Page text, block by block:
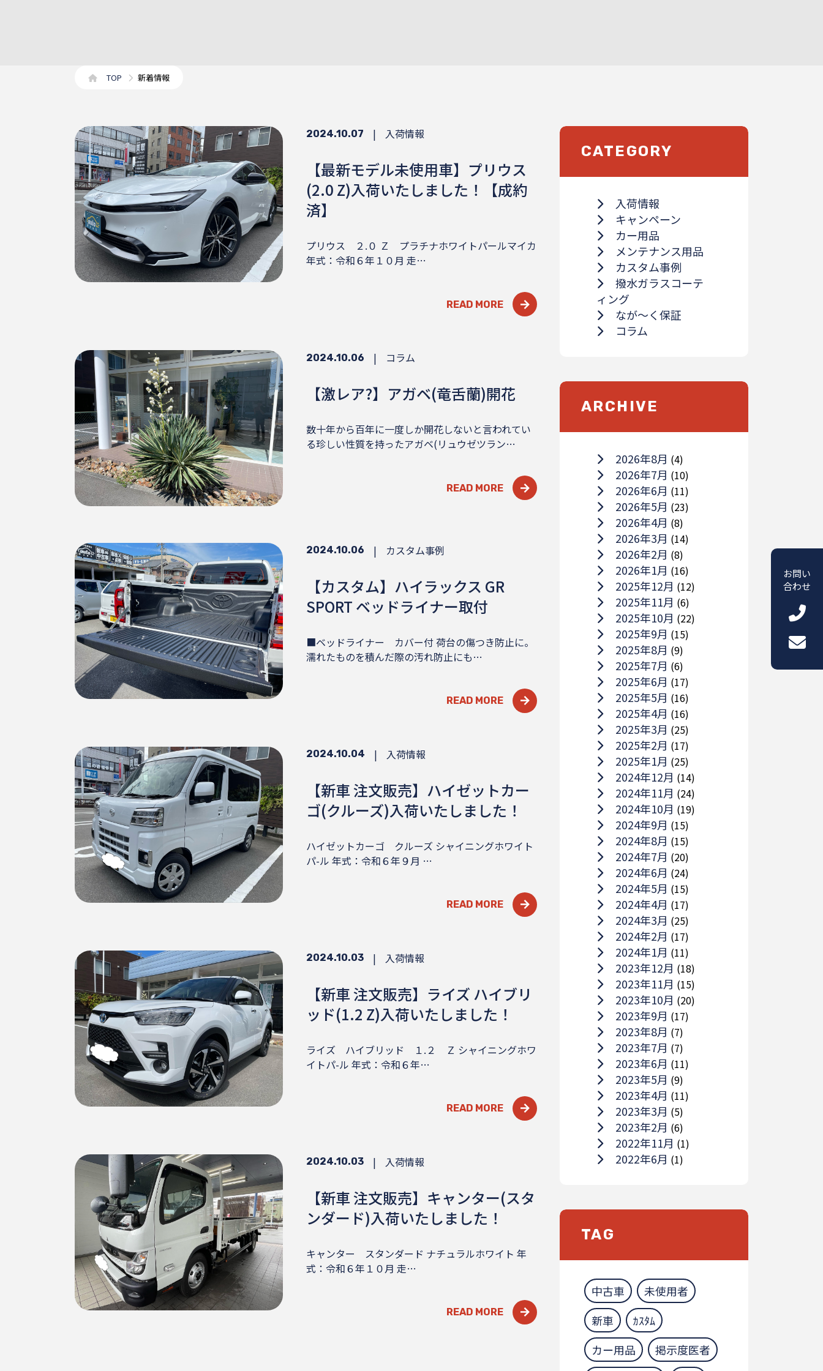
お問い
合わせ
TOP 新着情報
2024.10.07 | 入荷情報
【最新モデル未使用車】プリウス
(2.0 Z)入荷いたしました！【成約
済】
プリウス ２.０ Ｚ プラチナホワイトパールマイカ
年式：令和６年１０月 走…
READ MORE
2024.10.06 | コラム
【激レア?】アガベ(竜舌蘭)開花
数十年から百年に一度しか開花しないと言われてい
る珍しい性質を持ったアガベ(リュウゼツラン…
READ MORE
2024.10.06 | カスタム事例
【カスタム】ハイラックス GR
SPORT ベッドライナー取付
■ベッドライナー カバー付 荷台の傷つき防止に。
濡れたものを積んだ際の汚れ防止にも…
READ MORE
2024.10.04 | 入荷情報
【新車 注文販売】ハイゼットカー
ゴ(クルーズ)入荷いたしました！
ハイゼットカーゴ クルーズ シャイニングホワイト
パ-ル 年式：令和６年９月 …
READ MORE
2024.10.03 | 入荷情報
【新車 注文販売】ライズ ハイブリ
ッド(1.2 Z)入荷いたしました！
ライズ ハイブリッド １.２ Ｚ シャイニングホワ
イトパ-ル 年式：令和６年…
READ MORE
2024.10.03 | 入荷情報
【新車 注文販売】キャンター(スタ
ンダード)入荷いたしました！
キャンター スタンダード ナチュラルホワイト 年
式：令和６年１０月 走…
READ MORE
CATEGORY
入荷情報
キャンペーン
カー用品
メンテナンス用品
カスタム事例
撥水ガラスコーテ
ィング
なが～く保証
コラム
ARCHIVE
2026年8月 (4)
2026年7月 (10)
2026年6月 (11)
2026年5月 (23)
2026年4月 (8)
2026年3月 (14)
2026年2月 (8)
2026年1月 (16)
2025年12月 (12)
2025年11月 (6)
2025年10月 (22)
2025年9月 (15)
2025年8月 (9)
2025年7月 (6)
2025年6月 (17)
2025年5月 (16)
2025年4月 (16)
2025年3月 (25)
2025年2月 (17)
2025年1月 (25)
2024年12月 (14)
2024年11月 (24)
2024年10月 (19)
2024年9月 (15)
2024年8月 (15)
2024年7月 (20)
2024年6月 (24)
2024年5月 (15)
2024年4月 (17)
2024年3月 (25)
2024年2月 (17)
2024年1月 (11)
2023年12月 (18)
2023年11月 (15)
2023年10月 (20)
2023年9月 (17)
2023年8月 (7)
2023年7月 (7)
2023年6月 (11)
2023年5月 (9)
2023年4月 (11)
2023年3月 (5)
2023年2月 (6)
2022年11月 (1)
2022年6月 (1)
TAG
中古車
未使用者
新車
ｶｽﾀﾑ
カー用品
掲示度医者